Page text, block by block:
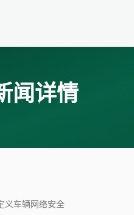
闻详情
义车辆网络安全